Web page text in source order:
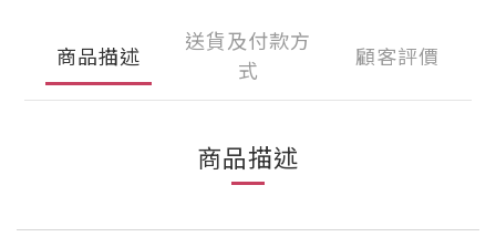
商品描述
送貨及付款方
式
顧客評價
商品描述